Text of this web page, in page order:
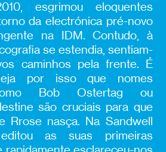
esgrimou eloquentes
da electrónica pré-novo
na IDM. Contudo, à
se estendia, sentiam-
caminhos pela frente. É
por isso que nomes
Bob Ostertag ou
são cruciais para que
Rrose nasça. Na Sandwell
as suas primeiras